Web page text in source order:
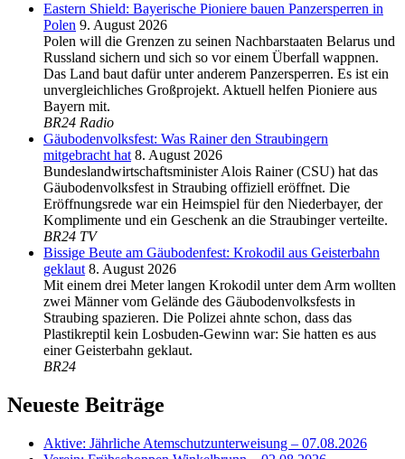
Eastern Shield: Bayerische Pioniere bauen Panzersperren in
Polen 9. August 2026
Polen will die Grenzen zu seinen Nachbarstaaten Belarus und
Russland sichern und sich so vor einem Überfall wappnen.
Das Land baut dafür unter anderem Panzersperren. Es ist ein
unvergleichliches Großprojekt. Aktuell helfen Pioniere aus
Bayern mit.
BR24 Radio
Gäubodenvolksfest: Was Rainer den Straubingern
mitgebracht hat 8. August 2026
Bundeslandwirtschaftsminister Alois Rainer (CSU) hat das
Gäubodenvolksfest in Straubing offiziell eröffnet. Die
Eröffnungsrede war ein Heimspiel für den Niederbayer, der
Komplimente und ein Geschenk an die Straubinger verteilte.
BR24 TV
Bissige Beute am Gäubodenfest: Krokodil aus Geisterbahn
geklaut 8. August 2026
Mit einem drei Meter langen Krokodil unter dem Arm wollten
zwei Männer vom Gelände des Gäubodenvolksfests in
Straubing spazieren. Die Polizei ahnte schon, dass das
Plastikreptil kein Losbuden-Gewinn war: Sie hatten es aus
einer Geisterbahn geklaut.
BR24
Neueste Beiträge
Aktive: Jährliche Atemschutzunterweisung – 07.08.2026